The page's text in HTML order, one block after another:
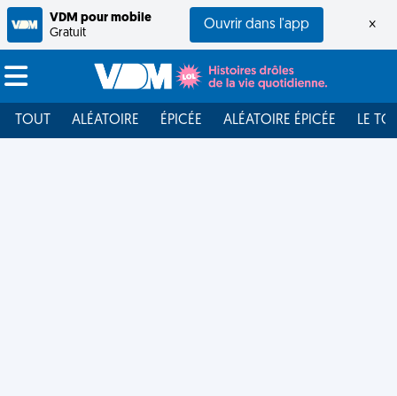
VDM pour mobile
Gratuit
Ouvrir dans l'app ×
TOUT ALÉATOIRE ÉPICÉE ALÉATOIRE ÉPICÉE LE